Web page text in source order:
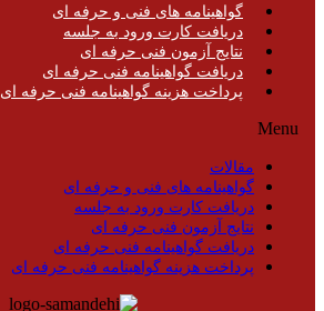
گواهینامه های فنی و حرفه ای
دریافت کارت ورود به جلسه
نتایج آزمون فنی حرفه ای
دریافت گواهینامه فنی حرفه ای
پرداخت هزینه گواهینامه فنی حرفه ای
Menu
مقالات
گواهینامه های فنی و حرفه ای
دریافت کارت ورود به جلسه
نتایج آزمون فنی حرفه ای
دریافت گواهینامه فنی حرفه ای
پرداخت هزینه گواهینامه فنی حرفه ای